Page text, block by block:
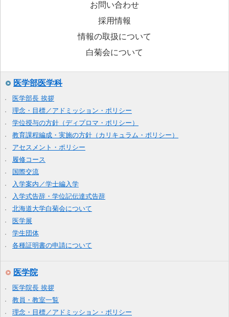
お問い合わせ
採用情報
情報の取扱について
白菊会について
医学部医学科
医学部長 挨拶
理念・目標／アドミッション・ポリシー
学位授与の方針（ディプロマ・ポリシー）
教育課程編成・実施の方針（カリキュラム・ポリシー）
アセスメント・ポリシー
履修コース
国際交流
入学案内／学士編入学
入学式告辞・学位記伝達式告辞
北海道大学白菊会について
医学展
学生団体
各種証明書の申請について
医学院
医学院長 挨拶
教員・教室一覧
理念・目標／アドミッション・ポリシー